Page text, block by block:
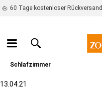
springen
60 Tage kostenloser Rückversand
Schlafzimmer
13.04.21